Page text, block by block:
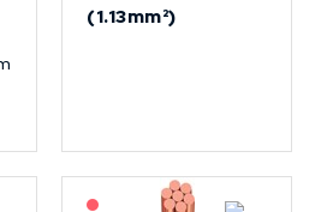
(1.13mm²)
På forespørsel